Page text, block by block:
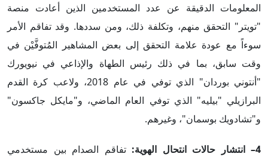
المعلومات الدقيقة عن عدد المستخدمين الذين أعادت منصة
"تويتر" التحقق منهم، وتكلفة ذلك، ومن سددها. وقد تفاقم الأمر
سوءاً مع عودة علامة التحقق إلى بعض المشاهير المُتوفَّيْن في
وقت سابق، بما في ذلك رئيس الطهاة والإذاعي في نيويورك
"أنتوني بوردان" الذي توفي في عام 2018، ولاعب كرة القدم
البرازيلي "بيليه" الذي توفي العام الماضي، و"مايكل جاكسون"
و"تشادويك بوسمان"، وغيرهم.
4– انتشار حالات انتحال الهوية: تفاقم الصدام بين مستخدمي